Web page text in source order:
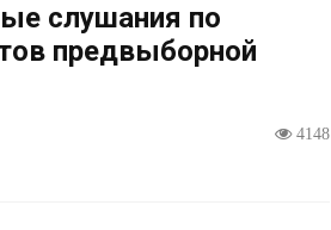
слушания по
предвыборной
4148